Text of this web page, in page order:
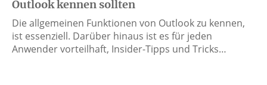
Outlook kennen sollten
Die allgemeinen Funktionen von Outlook zu kennen,
ist essenziell. Darüber hinaus ist es für jeden
Anwender vorteilhaft, Insider-Tipps und Tricks…